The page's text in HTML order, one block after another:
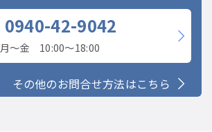
0940-42-9042
月〜金 10:00〜18:00
その他のお問合せ方法はこちら